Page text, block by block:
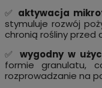
✅ aktywacja
stymuluje rozwój
chronią rośliny przed
✅ wygodny w
formie granulatu,
rozprowadzanie na